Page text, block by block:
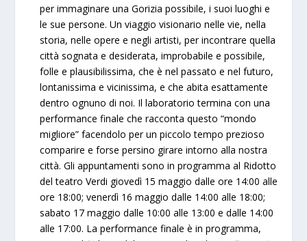
per immaginare una Gorizia possibile, i suoi luoghi e
le sue persone. Un viaggio visionario nelle vie, nella
storia, nelle opere e negli artisti, per incontrare quella
città sognata e desiderata, improbabile e possibile,
folle e plausibilissima, che è nel passato e nel futuro,
lontanissima e vicinissima, e che abita esattamente
dentro ognuno di noi. Il laboratorio termina con una
performance finale che racconta questo “mondo
migliore” facendolo per un piccolo tempo prezioso
comparire e forse persino girare intorno alla nostra
città. Gli appuntamenti sono in programma al Ridotto
del teatro Verdi giovedì 15 maggio dalle ore 14:00 alle
ore 18:00; venerdì 16 maggio dalle 14:00 alle 18:00;
sabato 17 maggio dalle 10:00 alle 13:00 e dalle 14:00
alle 17:00. La performance finale è in programma,